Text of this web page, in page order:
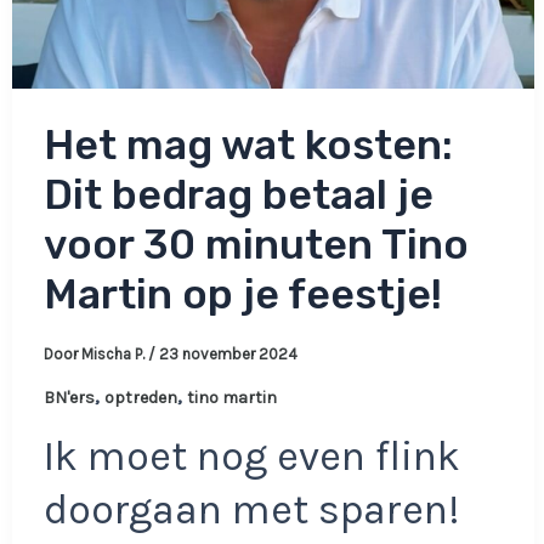
Het mag wat kosten:
Dit bedrag betaal je
voor 30 minuten Tino
Martin op je feestje!
Door Mischa P. / 23 november 2024
BN'ers, optreden, tino martin
Ik moet nog even flink
doorgaan met sparen!